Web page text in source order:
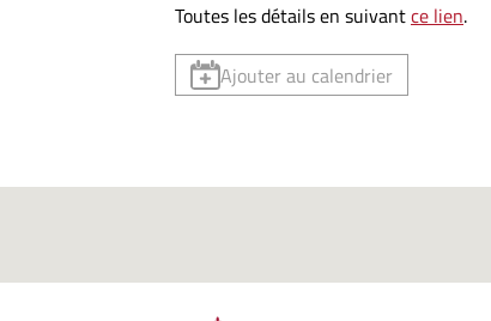
Toutes les détails en suivantce lien.
Ajouter au calendrier